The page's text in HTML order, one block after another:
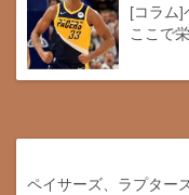
[コラム]
ここで
ペイサーズ、ラプター